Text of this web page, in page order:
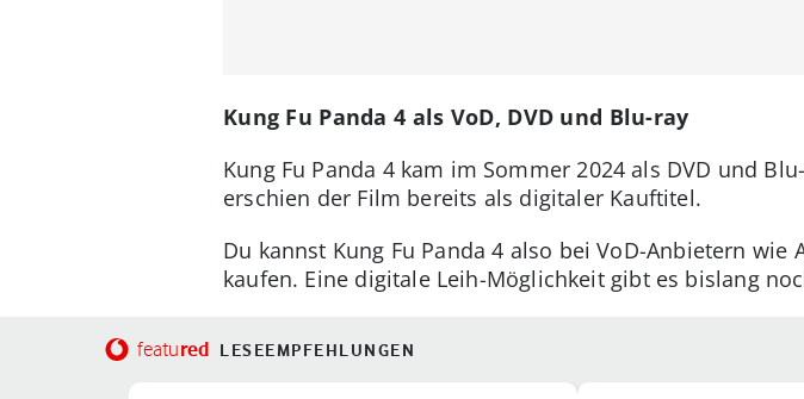
Kung Fu Panda 4 als VoD, DVD und Blu-ray
Kung Fu Panda 4 kam im Sommer 2024 als DVD und
erschien der Film bereits als digitaler Kauftitel.
Du kannst Kung Fu Panda 4 also bei VoD-Anbietern
kaufen. Eine digitale Leih-Möglichkeit gibt es bislang
featured LESEEMPFEHLUNGEN